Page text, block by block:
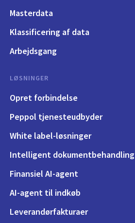
Masterdata
Klassificering af data
Arbejdsgang
LØSNINGER
Opret forbindelse
Peppol tjenesteudbyder
White label-løsninger
Intelligent dokumentbehandling
Finansiel AI-agent
AI-agent til indkøb
Leverandørfakturaer